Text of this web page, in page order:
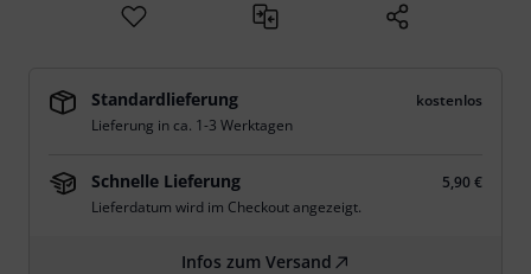
Standardlieferung
kostenlos
Lieferung in ca. 1-3 Werktagen
Schnelle Lieferung
5,90 €
Lieferdatum wird im Checkout angezeigt.
Infos zum Versand